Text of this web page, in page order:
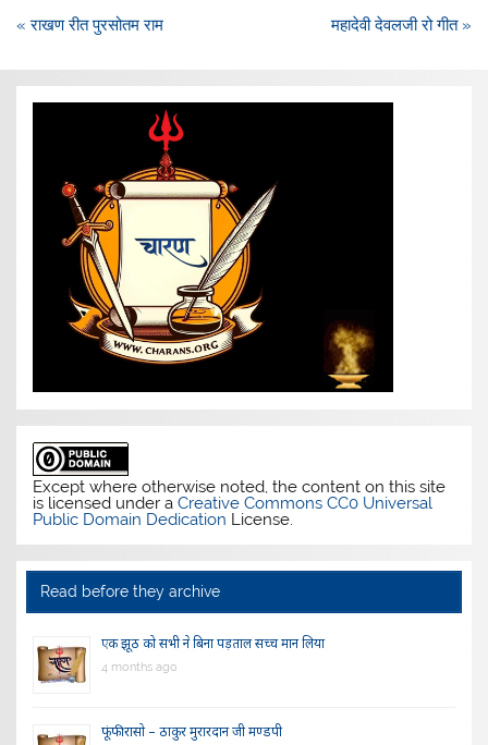
Post
« राखण रीत पुरसोतम राम महादेवी देवलजी रो गीत »
Except where otherwise noted, the content on this site
is licensed under aCreative Commons CC0 Universal
Public Domain Dedication License.
Read before they archive
एक झूठ को सभी ने बिना पड़ताल सच्च मान लिया
4 months ago
फूंफी रासो – ठाकुर मुरारदान जी मण्डपी